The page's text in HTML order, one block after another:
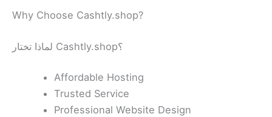
Why Choose Cashtly.shop?
لماذا تختار Cashtly.shop؟
Affordable Hosting
Trusted Service
Professional Website Design